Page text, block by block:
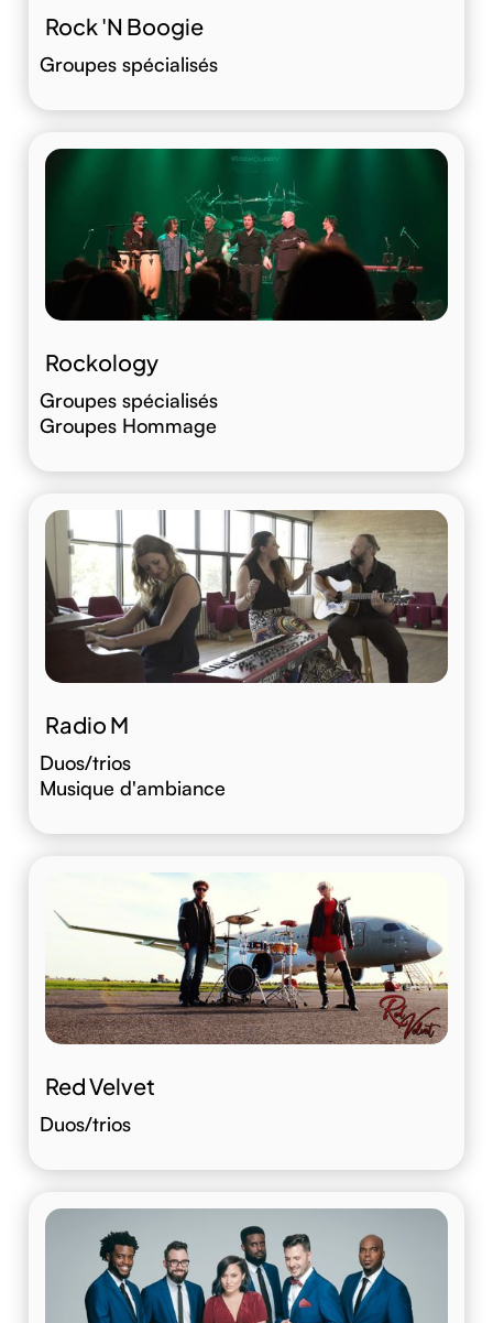
Rock 'N Boogie
Groupes spécialisés
Rockology
Groupes spécialisés
Groupes Hommage
Radio M
Duos/trios
Musique d'ambiance
Red Velvet
Duos/trios